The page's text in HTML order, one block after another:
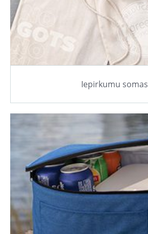
Iepirkumu somas